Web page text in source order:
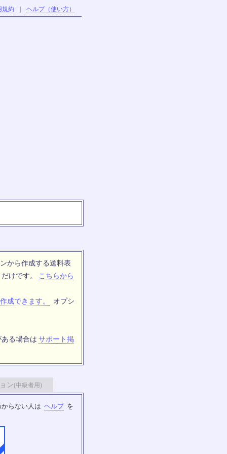
規約 ヘルプ（使い方）
から作成する送料表
けです。
こちらから
成できます。 オプシ
る場合は サポート掲
ン(中級者用)
らない人は ヘルプ を